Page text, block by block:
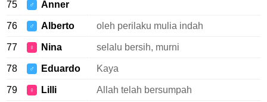
75 ♂ Anner
76 ♂ Alberto oleh perilaku mulia indah
77 ♀ Nina selalu bersih, murni
78 ♂ Eduardo Kaya
79 ♀ Lilli Allah telah bersumpah